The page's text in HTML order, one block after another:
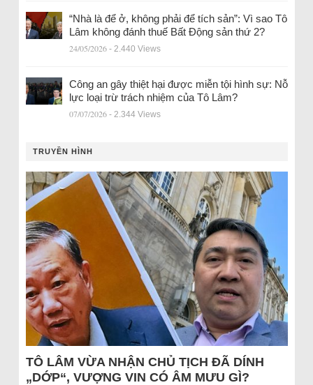
“Nhà là để ở, không phải để tích sản”: Vì sao Tô
Lâm không đánh thuế Bất Động sản thứ 2?
24/05/2026 - 2.440 Views
Công an gây thiệt hại được miễn tội hình sự: Nỗ
lực loại trừ trách nhiệm của Tô Lâm?
07/07/2026 - 2.344 Views
TRUYỀN HÌNH
TÔ LÂM VỪA NHẬN CHỦ TỊCH ĐÃ DÍNH
„DỚP“, VƯỢNG VIN CÓ ÂM MƯU GÌ?